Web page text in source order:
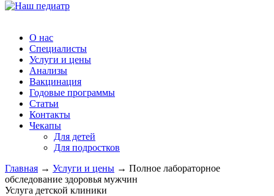
О нас
Специалисты
Услуги и цены
Анализы
Вакцинация
Годовые программы
Статьи
Контакты
Чекапы
Для детей
Для подростков
Главная → Услуги и цены → Полное лабораторное
обследование здоровья мужчин
Услуга детской клиники